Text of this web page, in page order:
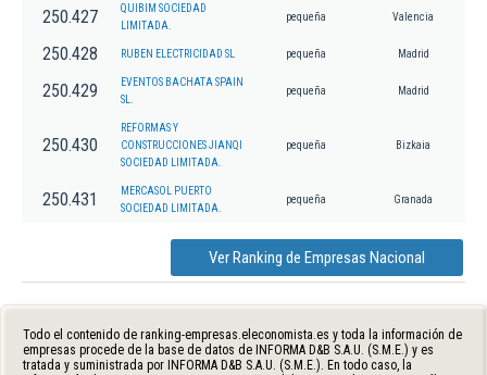
250.427
QUIBIM SOCIEDAD
LIMITADA.
pequeña Valencia
250.428 RUBEN ELECTRICIDAD SL pequeña Madrid
250.429
EVENTOS BACHATA SPAIN
SL.
pequeña Madrid
250.430
REFORMAS Y
CONSTRUCCIONES JIANQI
SOCIEDAD LIMITADA.
pequeña Bizkaia
250.431
MERCASOL PUERTO
SOCIEDAD LIMITADA.
pequeña Granada
Ver Ranking de Empresas Nacional
Todo el contenido de ranking-empresas.eleconomista.es y toda la información de
empresas procede de la base de datos de INFORMA D&B S.A.U. (S.M.E.) y es
tratada y suministrada por INFORMA D&B S.A.U. (S.M.E.). En todo caso, la